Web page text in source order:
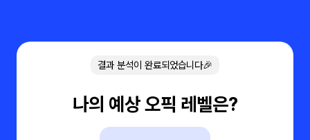
결과 분석이 완료되었습니다🎉
나의 예상 오픽 레벨은?